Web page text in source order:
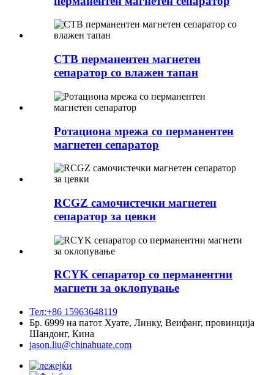
CTB перманентен магнетен
сепаратор со влажен тапан
Ротациона мрежа со перманентен
магнетен сепаратор
RCGZ самочистечки магнетен
сепаратор за цевки
RCYK сепаратор со перманентни
магнети за оклопување
Тел:+86 15963648119
Бр. 6999 на патот Хуате, Линку, Веифанг, провинција
Шандонг, Кина
jason.liu@chinahuate.com